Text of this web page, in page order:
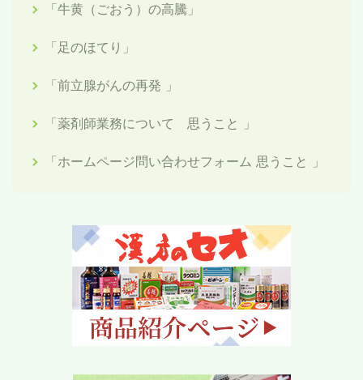
「牛黄（ごおう）の高騰」
「足のほてり」
「前立腺がんの再発 」
「薬剤師業務について 思うこと 」
「ホームページ問い合わせフォーム 思うこと 」